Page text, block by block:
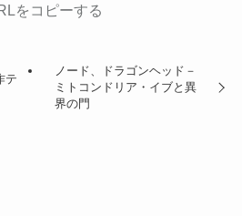
をコピーする
テ
ノード、ドラゴンヘッド－
ミトコンドリア・イブと異
界の門